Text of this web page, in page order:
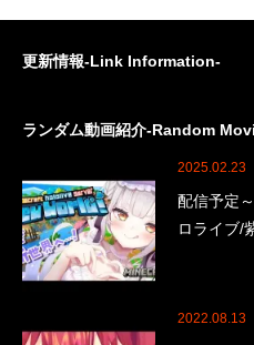
更新情報-Link Information-
ランダム動画紹介-Random
2025.02.23
配信予定
ロライブ/
2022.08.13